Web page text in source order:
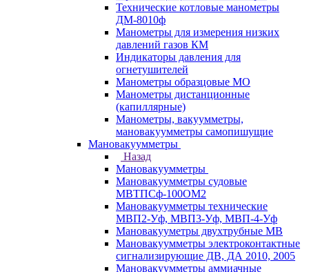
Технические котловые манометры
ДМ-8010ф
Манометры для измерения низких
давлений газов КМ
Индикаторы давления для
огнетушителей
Манометры образцовые МО
Манометры дистанционные
(капиллярные)
Манометры, вакуумметры,
мановакуумметры самопишущие
Мановакуумметры
Назад
Мановакуумметры
Мановакуумметры судовые
МВТПСф-100ОМ2
Мановакуумметры технические
МВП2-Уф, МВП3-Уф, МВП-4-Уф
Мановакууметры двухтрубные МВ
Мановакуумметры электроконтактные
сигнализирующие ДВ, ДА 2010, 2005
Мановакуумметры аммиачные